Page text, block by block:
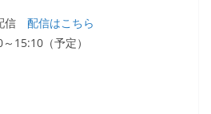
信 配信はこちら
15:10（予定）